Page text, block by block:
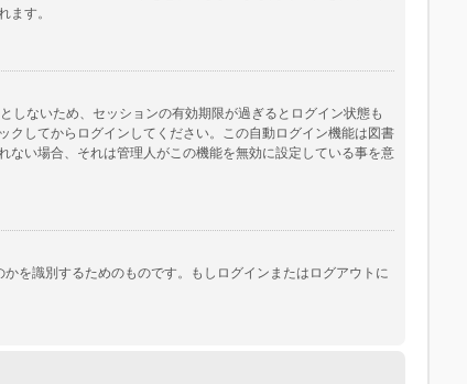
ます。
しないため、セッションの有効期限が過ぎるとログイン状態も
してからログインしてください。この自動ログイン機能は図書
い場合、それは管理人がこの機能を無効に設定している事を意
を識別するためのものです。もしログインまたはログアウトに